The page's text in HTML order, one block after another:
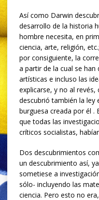
Así como Darwin
desarrollo de la historia
hombre necesita, en
ciencia, arte, religión,
por consiguiente, la
a partir de la cual se
artísticas e incluso las
explicarse, y no al
descubrió también la ley
burguesa creada por él .
que todas las
críticos socialistas,
Dos descubrimientos
un descubrimiento así,
sometiese a
sólo- incluyendo las
ciencia. Pero esto no